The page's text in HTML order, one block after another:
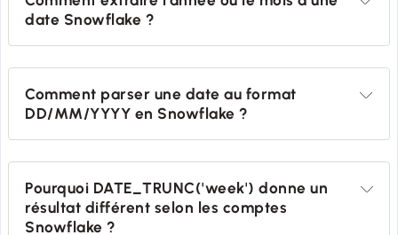
date Snowflake ?
Comment parser une date au format
DD/MM/YYYY en Snowflake ?
Pourquoi DATE_TRUNC('week') donne un
résultat différent selon les comptes
Snowflake ?